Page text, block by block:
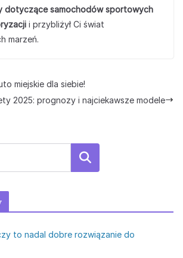
dotyczące samochodów sportowych
i przybliżył Ci świat
marzeń.
miejskie dla siebie!
2025: prognozy i najciekawsze modele
Szukaj
to nadal dobre rozwiązanie do